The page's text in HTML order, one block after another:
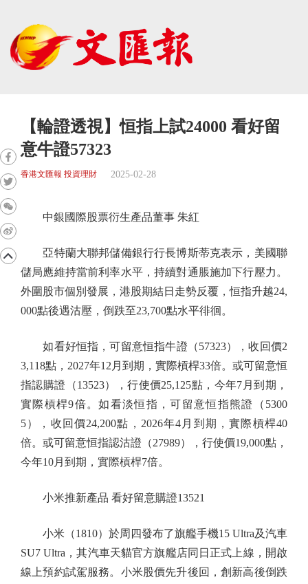
【輪證透視】恒指上試24000 看好留
意牛證57323
香港文匯報 投資理財 2025-02-28
中銀國際股票衍生產品董事 朱紅
亞特蘭大聯邦儲備銀行行長博斯蒂克表示，美國聯
儲局應維持當前利率水平，持續對通脹施加下行壓力。
外圍股市個別發展，港股期結日走勢反覆，恒指升越24,
000點後遇沽壓，倒跌至23,700點水平徘徊。
如看好恒指，可留意恒指牛證（57323），收回價2
3,118點，2027年12月到期，實際槓桿33倍。或可留意恒
指認購證（13523），行使價25,125點，今年7月到期，
實際槓桿9倍。如看淡恒指，可留意恒指熊證（5300
5），收回價24,200點，2026年4月到期，實際槓桿40
倍。或可留意恒指認沽證（27989），行使價19,000點，
今年10月到期，實際槓桿7倍。
小米推新產品 看好留意購證13521
小米（1810）於周四發布了旗艦手機15 Ultra及汽車
SU7 Ultra，其汽車天貓官方旗艦店同日正式上線，開啟
線上預約試駕服務。小米股價先升後回，創新高後倒跌